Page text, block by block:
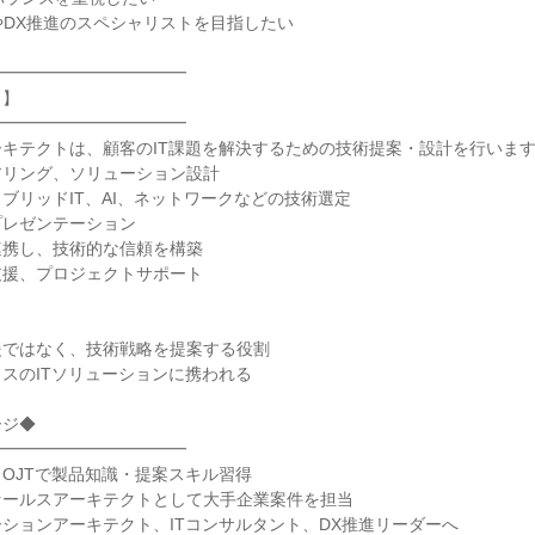
推進のスペシャリストを目指したい
テクトは、顧客のIT課題を解決するための技術提案・設計を行いま
ング、ソリューション設計
リッドIT、AI、ネットワークなどの技術選定
ゼンテーション
し、技術的な信頼を構築
、プロジェクトサポート
はなく、技術戦略を提案する役割
のITソリューションに携われる
ジ◆
で製品知識・提案スキル習得
ルスアーキテクトとして大手企業案件を担当
ョンアーキテクト、ITコンサルタント、DX推進リーダーへ